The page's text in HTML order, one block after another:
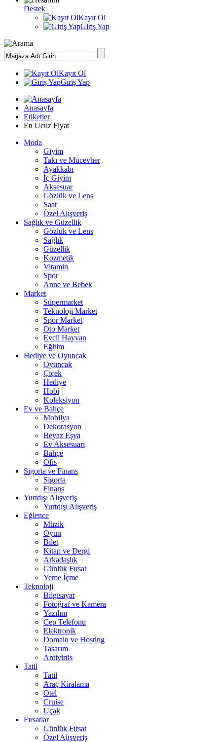
Destek
Kayıt Ol
Giriş Yap
Kayıt Ol
Giriş Yap
Anasayfa
Etiketler
En Ucuz Fiyat
Moda
Giyim
Takı ve Mücevher
Ayakkabı
İç Giyim
Aksesuar
Gözlük ve Lens
Saat
Özel Alışveriş
Sağlık ve Güzellik
Gözlük ve Lens
Sağlık
Güzellik
Kozmetik
Vitamin
Spor
Anne ve Bebek
Market
Süpermarket
Teknoloji Market
Spor Market
Oto Market
Evcil Hayvan
Eğitim
Hediye ve Oyuncak
Oyuncak
Çiçek
Hediye
Hobi
Koleksiyon
Ev ve Bahçe
Mobilya
Dekorasyon
Beyaz Eşya
Ev Aksesuarı
Bahçe
Ofis
Sigorta ve Finans
Sigorta
Finans
Yurtdışı Alışveriş
Yurtdışı Alışveriş
Eğlence
Müzik
Oyun
Bilet
Kitap ve Dergi
Arkadaşlık
Günlük Fırsat
Yeme İçme
Teknoloji
Bilgisayar
Fotoğraf ve Kamera
Yazılım
Cep Telefonu
Elektronik
Domain ve Hosting
Tasarım
Antivirüs
Tatil
Tatil
Araç Kiralama
Otel
Cruise
Uçak
Fırsatlar
Günlük Fırsat
Özel Alışveriş